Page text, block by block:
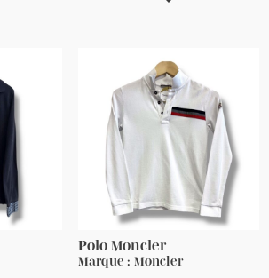
Polo Moncler
Marque : Moncler